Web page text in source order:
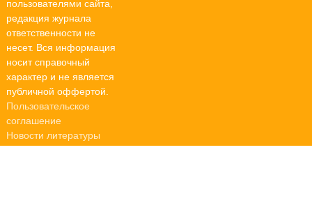
пользователями сайта,
редакция журнала
ответственности не
несет. Вся информация
носит справочный
характер и не является
публичной оффертой.
Пользовательское
соглашение
Новости литературы